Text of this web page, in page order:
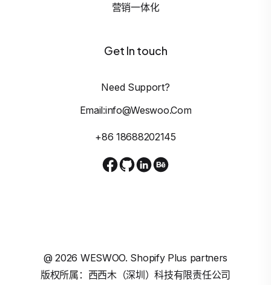
营销一体化
Get In touch
Need Support?
Email:info@weswoo.com
+86 18688202145
@2026 WESWOO. Shopify Plus partners
版权所属：西西木（深圳）科技有限责任公司